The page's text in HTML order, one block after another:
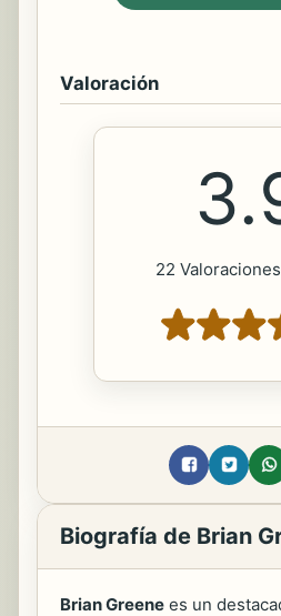
Valoración
22
Biografía de Brian
Brian Greene es un